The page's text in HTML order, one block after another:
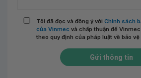
Tôi đã đọc và đồng ý với Chính sách
của Vinmec và chấp thuận để
theo quy định của pháp luật về bảo vệ
Gửi thông tin